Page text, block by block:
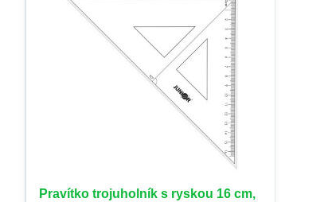
Pravítko trojuholník s ryskou 16 cm,